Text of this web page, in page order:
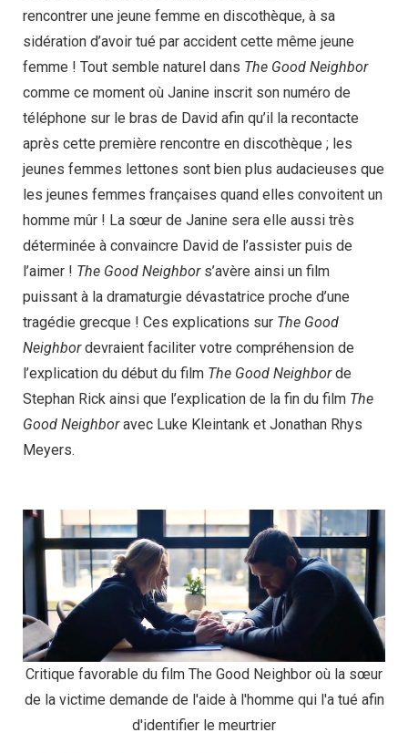
rencontrer une jeune femme en discothèque, à sa
sidération d’avoir tué par accident cette même jeune
femme ! Tout semble naturel dans The Good Neighbor
comme ce moment où Janine inscrit son numéro de
téléphone sur le bras de David afin qu’il la recontacte
après cette première rencontre en discothèque ; les
jeunes femmes lettones sont bien plus audacieuses que
les jeunes femmes françaises quand elles convoitent un
homme mûr ! La sœur de Janine sera elle aussi très
déterminée à convaincre David de l’assister puis de
l’aimer ! The Good Neighbors’avère ainsi un film
puissant à la dramaturgie dévastatrice proche d’une
tragédie grecque ! Ces explications sur The Good
Neighbordevraient faciliter votre compréhension de
l’explication du début du film The Good Neighborde
Stephan Rick ainsi que l’explication de la fin du film The
Good Neighboravec Luke Kleintank et Jonathan Rhys
Meyers.
Critique favorable du film The Good Neighbor où la sœur
de la victime demande de l'aide à l'homme qui l'a tué afin
d'identifier le meurtrier